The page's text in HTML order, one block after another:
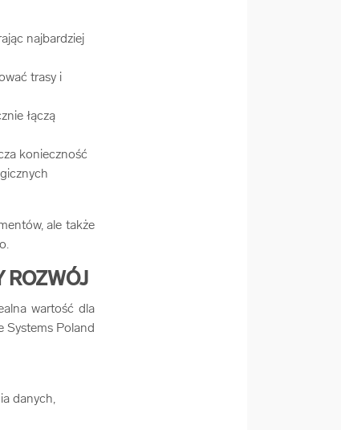
najbardziej
trasy i
łączą
konieczność
ale także
ROZWÓJ
wartość dla
Systems Poland
danych,